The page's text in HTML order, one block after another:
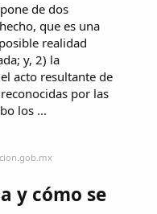
de dos
que es una
realidad
y, 2) la
acto resultante de
por las
los ...
y cómo se